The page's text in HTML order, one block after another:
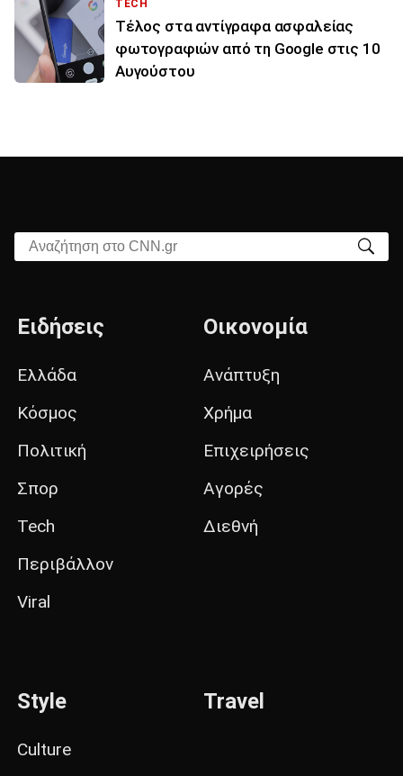
TECH
Τέλος στα αντίγραφα ασφαλείας
φωτογραφιών από τη Google στις 10
Αυγούστου
Αναζήτηση στο CNN.gr
Ειδήσεις
Ελλάδα
Κόσμος
Πολιτική
Σπορ
Tech
Περιβάλλον
Viral
Οικονομία
Ανάπτυξη
Χρήμα
Επιχειρήσεις
Αγορές
Διεθνή
Style
Culture
Travel